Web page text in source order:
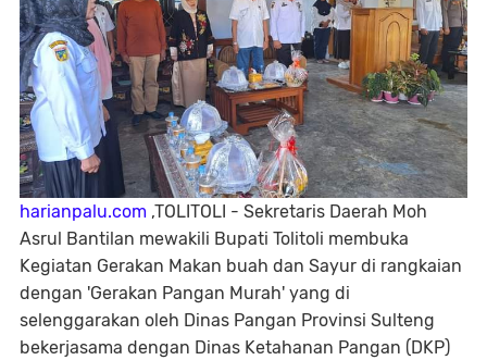
harianpalu.com ,TOLITOLI - Sekretaris Daerah Moh
Asrul Bantilan mewakili Bupati Tolitoli membuka
Kegiatan Gerakan Makan buah dan Sayur di rangkaian
dengan 'Gerakan Pangan Murah' yang di
selenggarakan oleh Dinas Pangan Provinsi Sulteng
bekerjasama dengan Dinas Ketahanan Pangan (DKP)